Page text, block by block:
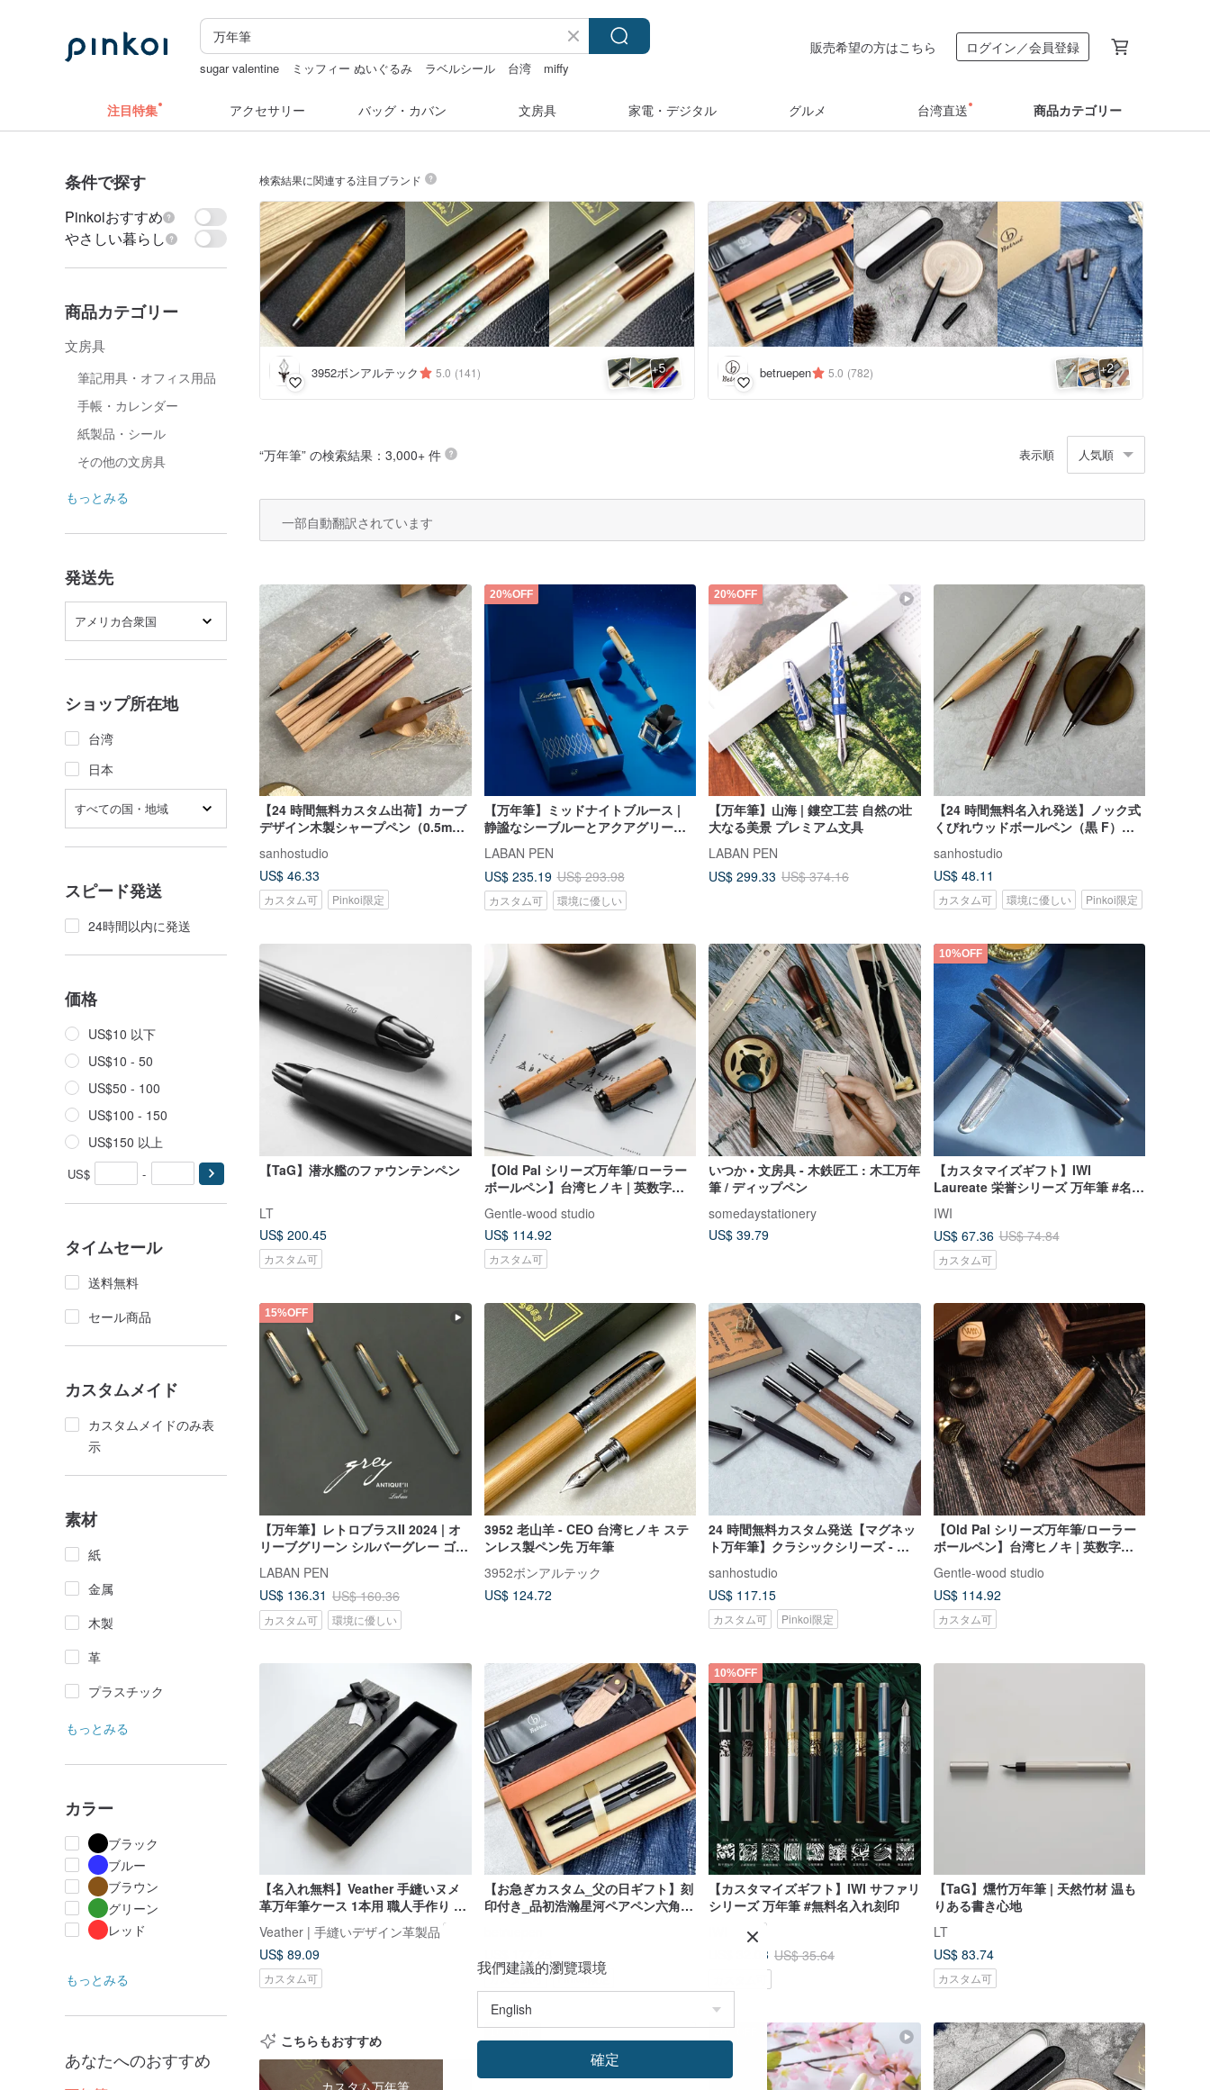
sugar valentine ミッフィー ぬいぐるみ ラベルシール 台湾
miffy
販売希望の方はこちら ログイン／会員登録
注目特集 アクセサリー バッグ・カバン 文房具 家電・デジタル グルメ 台湾直送 商品カテゴリー
条件で探す
Pinkoiおすすめ
やさしい暮らし
商品カテゴリー
文房具
筆記用具・オフィス用品
手帳・カレンダー
紙製品・シール
その他の文房具
もっとみる
発送先
アメリカ合衆国
ショップ所在地
台湾
日本
すべての国・地域
スピード発送
24時間以内に発送
価格
US$10 以下
US$10 - 50
US$50 - 100
US$100 - 150
US$150 以上
US$ -
タイムセール
送料無料
セール商品
カスタムメイド
カスタムメイドのみ表
示
素材
紙
金属
木製
革
プラスチック
もっとみる
カラー
ブラック
ブルー
ブラウン
グリーン
レッド
もっとみる
あなたへのおすすめ
検索結果に関連する注目ブランド
3952ボンアルテック 5.0 (141) +5 betruepen 5.0 (782) +2
“万年筆” の検索結果：3,000+ 件 表示順 人気順
一部自動翻訳されています
【24 時間無料カスタム出荷】カーブ
デザイン木製シャープペン（0.5mm
芯）無料刻印
sanhostudio
US$ 46.33
カスタム可 Pinkoi限定
20%OFF
【万年筆】ミッドナイトブルース |
静謐なシーブルーとアクアグリーン
マインドフルな筆記具 上質な時間を
彩る
LABAN PEN
US$ 235.19 US$ 293.98
カスタム可 環境に優しい
20%OFF
【万年筆】山海 | 鏤空工芸 自然の壮
大なる美景 プレミアム文具
LABAN PEN
US$ 299.33 US$ 374.16
【24 時間無料名入れ発送】ノック式
くびれウッドボールペン（黒 F）無
料刻印
sanhostudio
US$ 48.11
カスタム可 環境に優しい Pinkoi限定
【TaG】潜水艦のファウンテンペン
LT
US$ 200.45
カスタム可
【Old Pal シリーズ万年筆/ローラー
ボールペン】台湾ヒノキ | 英数字・
Gentle-wood studio
US$ 114.92
カスタム可
いつか • 文房具 - 木鉄匠工 : 木工万年
筆 / ディップペン
somedaystationery
US$ 39.79
10%OFF
【カスタマイズギフト】IWI
Laureate 栄誉シリーズ 万年筆 #名入
IWI
US$ 67.36 US$ 74.84
カスタム可
15%OFF
【万年筆】レトロブラスII 2024 | オ
リーブグリーン シルバーグレー ゴー
LABAN PEN
US$ 136.31 US$ 160.36
カスタム可 環境に優しい
3952 老山羊 - CEO 台湾ヒノキ ステ
ンレス製ペン先 万年筆
3952ボンアルテック
US$ 124.72
24 時間無料カスタム発送【マグネッ
ト万年筆】クラシックシリーズ - シ
sanhostudio
US$ 117.15
カスタム可 Pinkoi限定
【Old Pal シリーズ万年筆/ローラー
ボールペン】台湾ヒノキ | 英数字・
Gentle-wood studio
US$ 114.92
カスタム可
【名入れ無料】Veather 手縫いヌメ
革万年筆ケース 1本用 職人手作り レ
ザークラフト 本革ペンケース
Veather | 手縫いデザイン革製品
US$ 89.09
カスタム可
【お急ぎカスタム_父の日ギフト】刻
印付き_品初浩瀚星河ペアペン六角万
カスタム可 Pinkoi限定
10%OFF
【カスタマイズギフト】IWI サファリ
シリーズ 万年筆 #無料名入れ刻印
US$ 32.08 US$ 35.64
【TaG】燻竹万年筆 | 天然竹材 温も
りある書き心地
LT
US$ 83.74
カスタム可
こちらもおすすめ
我們建議的瀏覽環境
確定